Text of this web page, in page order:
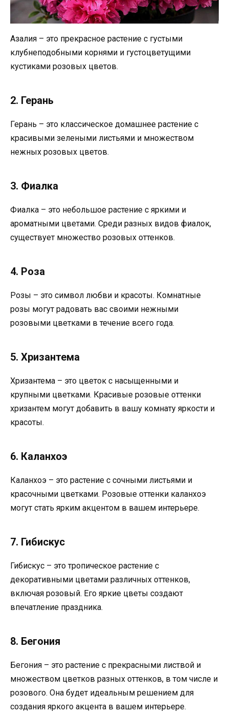
Азалия – это прекрасное растение с густыми
клубнеподобными корнями и густоцветущими
кустиками розовых цветов.
2. Герань
Герань – это классическое домашнее растение с
красивыми зелеными листьями и множеством
нежных розовых цветов.
3. Фиалка
Фиалка – это небольшое растение с яркими и
ароматными цветами. Среди разных видов фиалок,
существует множество розовых оттенков.
4. Роза
Розы – это символ любви и красоты. Комнатные
розы могут радовать вас своими нежными
розовыми цветками в течение всего года.
5. Хризантема
Хризантема – это цветок с насыщенными и
крупными цветками. Красивые розовые оттенки
хризантем могут добавить в вашу комнату яркости и
красоты.
6. Каланхоэ
Каланхоэ – это растение с сочными листьями и
красочными цветками. Розовые оттенки каланхоэ
могут стать ярким акцентом в вашем интерьере.
7. Гибискус
Гибискус – это тропическое растение с
декоративными цветами различных оттенков,
включая розовый. Его яркие цветы создают
впечатление праздника.
8. Бегония
Бегония – это растение с прекрасными листвой и
множеством цветков разных оттенков, в том числе и
розового. Она будет идеальным решением для
создания яркого акцента в вашем интерьере.